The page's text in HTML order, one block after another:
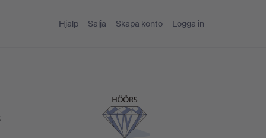
Hjälp Sälja Skapa konto Logga in